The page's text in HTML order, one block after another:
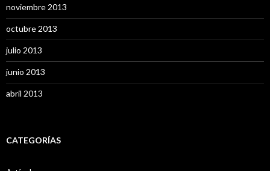
noviembre 2013
octubre 2013
julio 2013
junio 2013
abril 2013
CATEGORÍAS